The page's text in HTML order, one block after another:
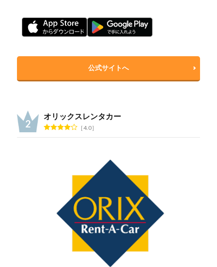
公式サイトへ
オリックスレンタカー
4.0